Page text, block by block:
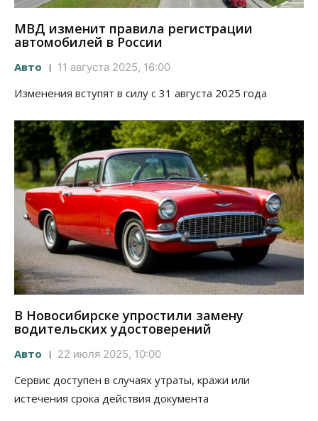
МВД изменит правила регистрации
автомобилей в России
Авто 11 августа 2025, 16:00
Изменения вступят в силу с 31 августа 2025 года
В Новосибирске упростили замену
водительских удостоверений
Авто 22 июля 2025, 10:00
Сервис доступен в случаях утраты, кражи или
истечения срока действия документа